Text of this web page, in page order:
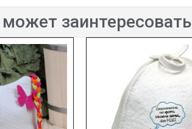
заинтересовать